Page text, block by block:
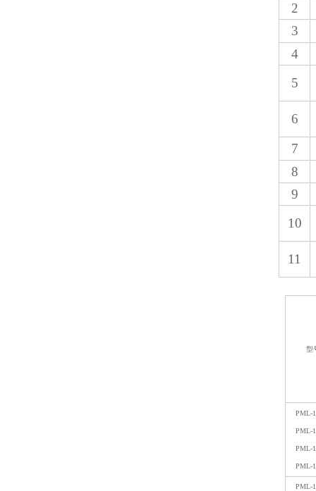
2
3
4
5
6
7
8
9
10
11
型
PML-
PML-
PML-
PML-
PML-